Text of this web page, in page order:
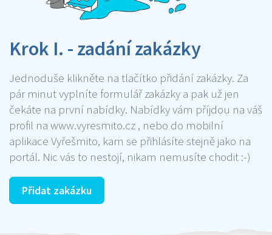
Krok I. - zadání zakázky
Jednoduše klikněte na tlačítko přidání zakázky. Za
pár minut vyplníte formulář zakázky a pak už jen
čekáte na první nabídky. Nabídky vám příjdou na váš
profil na www.vyresmito.cz , nebo do mobilní
aplikace Vyřešmito, kam se přihlásíte stejně jako na
portál. Nic vás to nestojí, nikam nemusíte chodit :-)
Přidat zakázku